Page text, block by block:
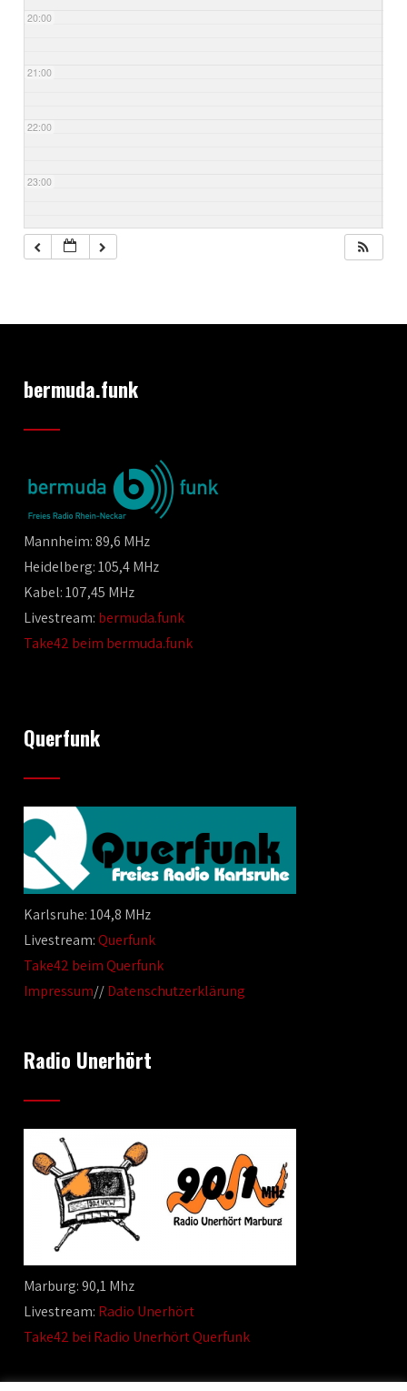
20:00
21:00
22:00
23:00
bermuda.funk
Mannheim: 89,6 MHz
Heidelberg: 105,4 MHz
Kabel: 107,45 MHz
Livestream: bermuda.funk
Take42 beim bermuda.funk
Querfunk
Karlsruhe: 104,8 MHz
Livestream:Querfunk
Take42 beim Querfunk
Impressum//Datenschutzerklärung
Radio Unerhört
Marburg: 90,1 Mhz
Livestream: Radio Unerhört
Take42 bei Radio Unerhört Querfunk